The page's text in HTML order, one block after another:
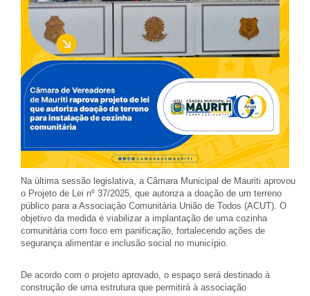
Na última sessão legislativa, a Câmara Municipal de Mauriti aprovou
o Projeto de Lei nº 37/2025, que autoriza a doação de um terreno
público para a Associação Comunitária União de Todos (ACUT). O
objetivo da medida é viabilizar a implantação de uma cozinha
comunitária com foco em panificação, fortalecendo ações de
segurança alimentar e inclusão social no município.
De acordo com o projeto aprovado, o espaço será destinado à
construção de uma estrutura que permitirá à associação